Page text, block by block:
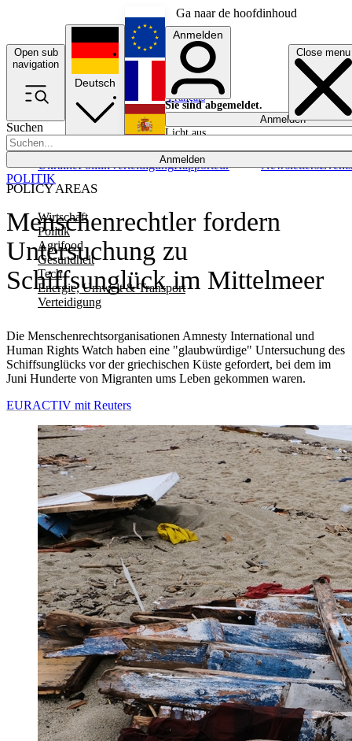
Ga naar de hoofdinhoud
Open sub
navigation
Close menu
Suchen
Anmelden
POLICY AREAS
Wirtschaft
Politik
Agrifood
Gesundheit
Tech
Energie, Umwelt & Transport
Verteidigung
UkrainePolitikVerteidigungRapporteur NewslettersEvents
Deutsch
English
Français
Anmelden
Sie sind abgemeldet.
Anmelden
Licht aus
Menschenrechtler fordern
Untersuchung zu
Schiffsunglück im Mittelmeer
Die Menschenrechtsorganisationen Amnesty International und
Human Rights Watch haben eine "glaubwürdige" Untersuchung des
Schiffsunglücks vor der griechischen Küste gefordert, bei dem im
Juni Hunderte von Migranten ums Leben gekommen waren.
POLITIK
EURACTIV mit Reuters